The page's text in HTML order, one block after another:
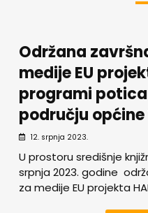
Održana
medije EU
programi
području
12. srpnja 2023.
U prostoru središnje
srpnja 2023. godine
za medije EU projekta